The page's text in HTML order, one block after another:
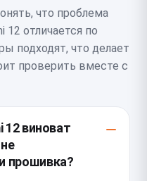
что проблема
12 отличается по
подходят, что делает
проверить вместе с
12 виноват
прошивка?